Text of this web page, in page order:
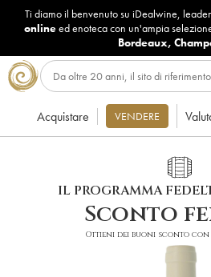
Ti diamo il benvenuto su iDealwine,
onlineed enoteca con un'ampia
Bordeaux,
Acquistare VENDERE
IL PROGRAMMA
Sconto
Ottieni dei buoni sconto